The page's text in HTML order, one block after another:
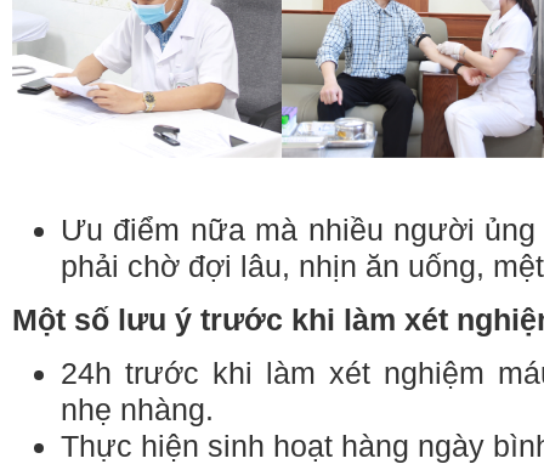
Ưu điểm nữa mà nhiều người
phải chờ đợi lâu, nhịn ăn uống,
Một số lưu ý trước khi làm xét
24h trước khi làm xét nghiệm
nhẹ nhàng.
Thực hiện sinh hoạt hàng ngày